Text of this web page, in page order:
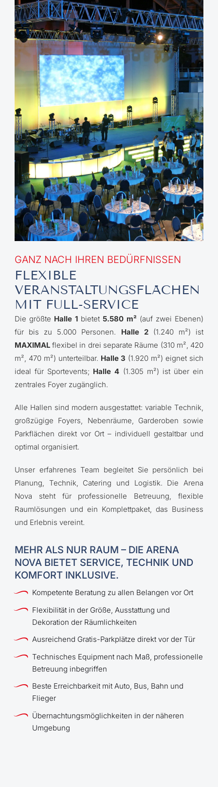
GANZ NACH IHREN BEDÜRFNISSEN
FLEXIBLE
VERANSTALTUNGSFLÄCHEN
MIT FULL-SERVICE
Die größte Halle 1 bietet5.580 m² (auf zwei Ebenen)
für bis zu 5.000 Personen. Halle 2(1.240 m²) ist
MAXIMALflexibel in drei separate Räume (310 m², 420
m², 470 m²) unterteilbar. Halle 3 (1.920 m²) eignet sich
ideal für Sportevents; Halle 4 (1.305 m²) ist über ein
zentrales Foyer zugänglich.
Alle Hallen sind modern ausgestattet: variable Technik,
großzügige Foyers, Nebenräume, Garderoben sowie
Parkflächen direkt vor Ort – individuell gestaltbar und
optimal organisiert.
Unser erfahrenes Team begleitet Sie persönlich bei
Planung, Technik, Catering und Logistik. Die Arena
Nova steht für professionelle Betreuung, flexible
Raumlösungen und ein Komplettpaket, das Business
und Erlebnis vereint.
MEHR ALS NUR RAUM – DIE ARENA
NOVA BIETET SERVICE, TECHNIK UND
KOMFORT INKLUSIVE.
Kompetente Beratung zu allen Belangen vor Ort
Flexibilität in der Größe, Ausstattung und
Dekoration der Räumlichkeiten
Ausreichend Gratis-Parkplätze direkt vor der Tür
Technisches Equipment nach Maß, professionelle
Betreuung inbegriffen
Beste Erreichbarkeit mit Auto, Bus, Bahn und
Flieger
Übernachtungsmöglichkeiten in der näheren
Umgebung